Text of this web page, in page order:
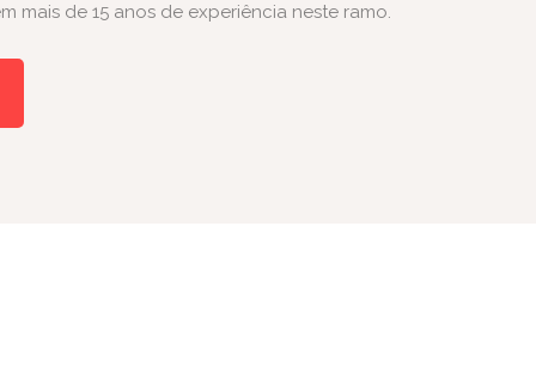
mais de 15 anos de experiência neste ramo.